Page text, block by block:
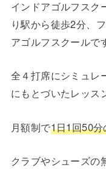
インドアゴルフスク
り駅から徒歩2分、
アゴルフスクールで
全４打席にシミュレ
にもとづいたレッス
月額制で1日1回50
クラブやシューズの